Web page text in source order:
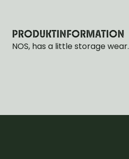
PRODUKTINFORMATION
NOS, has a little storage wear.